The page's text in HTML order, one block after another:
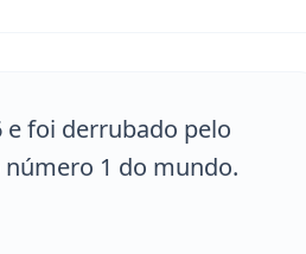
e foi derrubado pelo
1 do mundo.